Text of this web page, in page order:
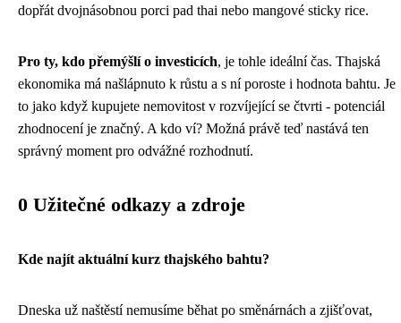
dopřát dvojnásobnou porci pad thai nebo mangové sticky rice.
Pro ty, kdo přemýšlí o investicích, je tohle ideální čas. Thajská
ekonomika má našlápnuto k růstu a s ní poroste i hodnota bahtu. Je
to jako když kupujete nemovitost v rozvíjející se čtvrti - potenciál
zhodnocení je značný. A kdo ví? Možná právě teď nastává ten
správný moment pro odvážné rozhodnutí.
0 Užitečné odkazy a zdroje
Kde najít aktuální kurz thajského bahtu?
Dneska už naštěstí nemusíme běhat po směnárnách a zjišťovat,